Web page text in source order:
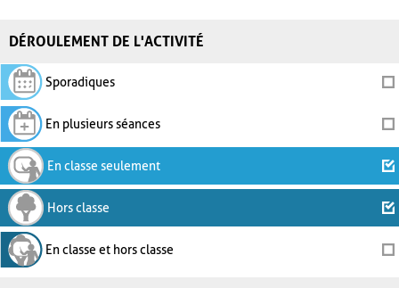
DÉROULEMENT DE L'ACTIVITÉ
Sporadiques
En plusieurs séances
En classe seulement
Hors classe
En classe et hors classe